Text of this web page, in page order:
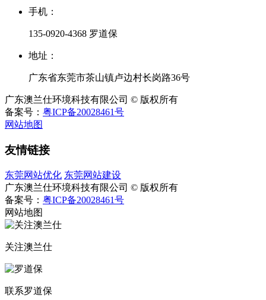
手机：
135-0920-4368 罗道保
地址：
广东省东莞市茶山镇卢边村长岗路36号
广东澳兰仕环境科技有限公司 © 版权所有
备案号： 粤ICP备20028461号
网站地图
友情链接
东莞网站优化 东莞网站建设
广东澳兰仕环境科技有限公司 © 版权所有
备案号： 粤ICP备20028461号
网站地图
关注澳兰仕
联系罗道保